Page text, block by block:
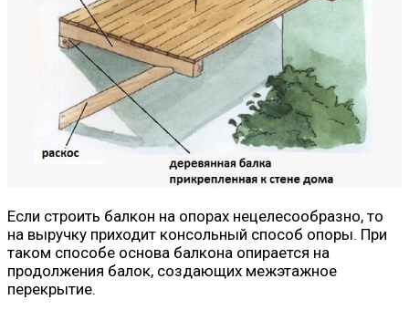
Если строить балкон на опорах нецелесообразно, то
на выручку приходит консольный способ опоры. При
таком способе основа балкона опирается на
продолжения балок, создающих межэтажное
перекрытие.